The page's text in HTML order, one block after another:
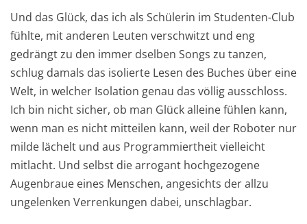
Und das Glück, das ich als Schülerin im Studenten-Club
fühlte, mit anderen Leuten verschwitzt und eng
gedrängt zu den immer dselben Songs zu tanzen,
schlug damals das isolierte Lesen des Buches über eine
Welt, in welcher Isolation genau das völlig ausschloss.
Ich bin nicht sicher, ob man Glück alleine fühlen kann,
wenn man es nicht mitteilen kann, weil der Roboter nur
milde lächelt und aus Programmiertheit vielleicht
mitlacht. Und selbst die arrogant hochgezogene
Augenbraue eines Menschen, angesichts der allzu
ungelenken Verrenkungen dabei, unschlagbar.